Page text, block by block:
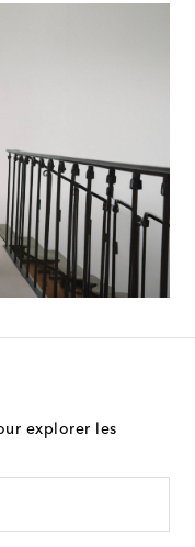
explorer les